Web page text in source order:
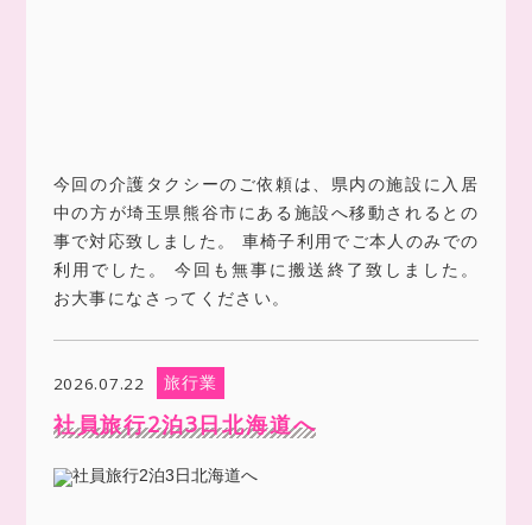
今回の介護タクシーのご依頼は、県内の施設に入居
中の方が埼玉県熊谷市にある施設へ移動されるとの
事で対応致しました。 車椅子利用でご本人のみでの
利用でした。 今回も無事に搬送終了致しました。
お大事になさってください。
2026.07.22 旅行業
社員旅行2泊3日北海道へ